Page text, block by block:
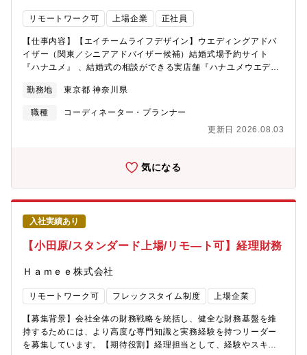
婚式場探しのお手伝いをするプロの集団です。単なる御用聞きで
ピッタリの式場をご提案しています。また、お客様だけでなくク
ライアント（結婚式場など）との関係性構築も重要なミッション
です。自社、お客様、クライアントの全てにとって満足度の高い
結婚式業界は多様化しています。常にアンテナを張り、最新の情
報を取り入れながらお客様に最善の提案をすることが求められま
をしていただける方を求めています。◆求める人物像お客様から
遊びも全力投球できる方「失敗すること」よりも「挑戦しないこ
と」が嫌だと感じる方自分自身の可能性にチャレンジしたい方■配
属先 ◆株式会社エイチームライフデザイン（https://life-
design.a-tm.co.jp/）デジタルマーケティング支援ビジネスとして
日常生活に密着したWebサービスを企画・開発・運営・引越し比
較・予約サイト「引越し侍」・車査定・車買取サイト「ナビク
ル」・結婚式場情報サイト「ハナユメ」・カードローン総合検索
サイト「ナビナビキャッシング」・金融情報メディア「イーデ
ス」・集客支援・コンサルティング「売上向上支援サービス」
など■配属先/選考について エイチームグループではグループ合同
採用を行っています。全社共通ポジションの場合、合同選考を実
施します。配属の可能性がある会社・部署については募集要項に
詳細を記載していますので、必ずご確認ください。合同選考にな
った場合、最終的な配属先は選考を通じて決定します。また入社
後、社内異動によるグループ会社間での転籍の可能性がありま
リモートワーク可 上場企業 正社員
【仕事内容】【エイチームライフデザイン】ウエディングアドバ
イザー（関東／シニアアドバイザー候補）結婚式場予約サイト
『ハナユメ』 、結婚式の相談ができる実店舗『ハナユメウエディ
者目線で式場のご提案・見学手配～ご成約までをサポートしてい
ただきます。●ご来店またはオンラインで、お客様の希望条件にマ
ッチした結婚式場のご提案、見学手配・接客は1組あたり約2時間
（1日2～4組ほど）・接客以外の時間は、接客後のお客様へLINE
撮り・保険などの提案やアドバイス●店舗運営における予算管理、
チームで構成されています。メンバーの経験は元ウエディングプ
とが好きな人が集まっていますので、お互いに協力し合いながら
います。一定の知識、接客力が身についたらお客様対応をスター
長やエリア全体の運営管理をするエリアマネージャー、または自
身の接客スキルを高め続け全国のアドバイザーを牽引するシニア
アドバイザー・リードアドバイザーとして活躍いただけることを
期待します。◆仕事のやりがいハナユメのウエディングアドバイ
ザーは結婚式場探しのお手伝いをするプロの集団です。単なる御
用聞きではなく、お客様のニーズや不安を明確にし、カップルの
勤務地 東京都 神奈川県
職種
コーディネーター・プランナー
更新日 2026.08.03
気になる
入社実績あり
【小田原/スタンダード上場/リモ―ト可】経理財務
Ｈａｍｅｅ株式会社
リモートワーク可 フレックスタイム制度 上場企業
【募集背景】会社全体の財務戦略を統括し、健全な財務基盤を維
持するためには、より高度な専門知識と実務経験を持つリーダー
を募集しています。【期待役割】経理担当として、経験やスキル